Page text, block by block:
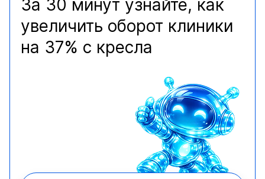
За 30 минут узнайте, как
увеличить оборот клиники
на 37% с кресла